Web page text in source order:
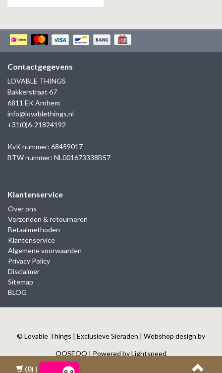
Contactgegevens
LOVABLE THINGS
Bakkerstraat 67
6811 EK Arnhem
info@lovablethings.nl
+31(0)6-21824192
KvK nummer: 68459017
BTW nummer: NL001673338B57
Klantenservice
Over ons
Verzenden & retourneren
Betaalmethoden
Klantenservice
Algemene voorwaarden
Privacy Policy
Disclaimer
Sitemap
BLOG
© Lovable Things | Exclusieve Sieraden | Webshop design by
OOSEOO | Powered byLightspeed
(0) | €0,00